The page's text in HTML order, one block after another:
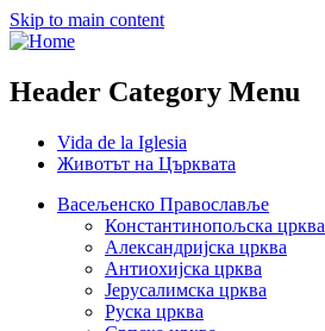
Skip to main content
Header Category Menu
Vida de la Iglesia
Животът на Църквата
Васељенско Православље
Константинопољска црква
Александријска црква
Антиохијска црква
Јерусалимска црква
Руска црква